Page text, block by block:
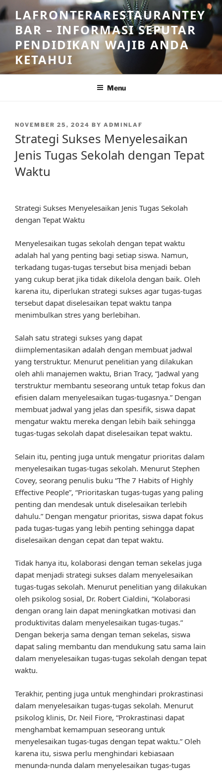
Skip
to
content
LAFRONTERARESTAURANTEY
BAR – INFORMASI SEPUTAR
PENDIDIKAN WAJIB ANDA
KETAHUI
Menu
POSTED
NOVEMBER 25, 2024 BY ADMINLAF
Strategi Sukses Menyelesaikan
Jenis Tugas Sekolah dengan Tepat
Waktu
Strategi Sukses Menyelesaikan Jenis Tugas Sekolah
dengan Tepat Waktu
Menyelesaikan tugas sekolah dengan tepat waktu
adalah hal yang penting bagi setiap siswa. Namun,
terkadang tugas-tugas tersebut bisa menjadi beban
yang cukup berat jika tidak dikelola dengan baik. Oleh
karena itu, diperlukan strategi sukses agar tugas-tugas
tersebut dapat diselesaikan tepat waktu tanpa
menimbulkan stres yang berlebihan.
Salah satu strategi sukses yang dapat
diimplementasikan adalah dengan membuat jadwal
yang terstruktur. Menurut penelitian yang dilakukan
oleh ahli manajemen waktu, Brian Tracy, “Jadwal yang
terstruktur membantu seseorang untuk tetap fokus dan
efisien dalam menyelesaikan tugas-tugasnya.” Dengan
membuat jadwal yang jelas dan spesifik, siswa dapat
mengatur waktu mereka dengan lebih baik sehingga
tugas-tugas sekolah dapat diselesaikan tepat waktu.
Selain itu, penting juga untuk mengatur prioritas dalam
menyelesaikan tugas-tugas sekolah. Menurut Stephen
Covey, seorang penulis buku “The 7 Habits of Highly
Effective People”, “Prioritaskan tugas-tugas yang paling
penting dan mendesak untuk diselesaikan terlebih
dahulu.” Dengan mengatur prioritas, siswa dapat fokus
pada tugas-tugas yang lebih penting sehingga dapat
diselesaikan dengan cepat dan tepat waktu.
Tidak hanya itu, kolaborasi dengan teman sekelas juga
dapat menjadi strategi sukses dalam menyelesaikan
tugas-tugas sekolah. Menurut penelitian yang dilakukan
oleh psikolog sosial, Dr. Robert Cialdini, “Kolaborasi
dengan orang lain dapat meningkatkan motivasi dan
produktivitas dalam menyelesaikan tugas-tugas.”
Dengan bekerja sama dengan teman sekelas, siswa
dapat saling membantu dan mendukung satu sama lain
dalam menyelesaikan tugas-tugas sekolah dengan tepat
waktu.
Terakhir, penting juga untuk menghindari prokrastinasi
dalam menyelesaikan tugas-tugas sekolah. Menurut
psikolog klinis, Dr. Neil Fiore, “Prokrastinasi dapat
menghambat kemampuan seseorang untuk
menyelesaikan tugas-tugas dengan tepat waktu.” Oleh
karena itu, siswa perlu menghindari kebiasaan
menunda-nunda dalam menyelesaikan tugas-tugas